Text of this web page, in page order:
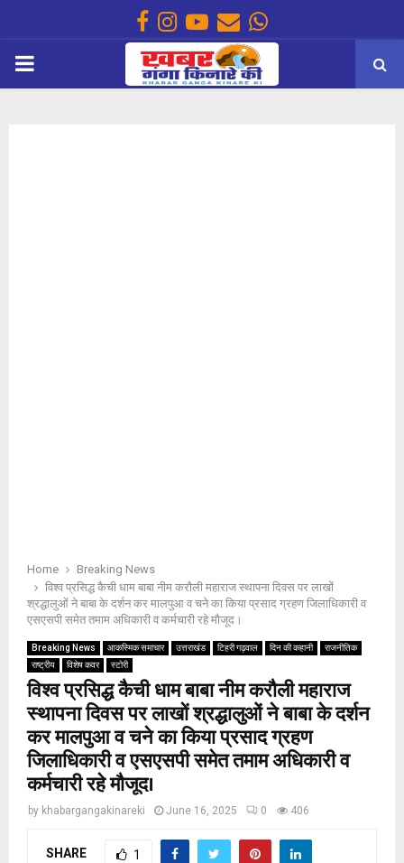
Facebook
Instagram
Youtube
EmailWhatsapp
PRIMARY
Home
Breaking News
विश्व प्रसिद्ध कैची धाम बाबा नीम करौली महाराज स्थापना दिवस पर लाखों
श्रद्धालुओं ने बाबा के दर्शन कर मालपुआ व चने का किया प्रसाद ग्रहण जिलाधिकारी व
एसएसपी समेत तमाम अधिकारी व कर्मचारी रहे मौजूद।
Breaking News आकस्मिक समाचार उत्तराखंड टिहरी गढ़वाल दिन की कहानी
राजनीतिक
राष्ट्रीय
विशेष कवर स्टोरी
विश्व प्रसिद्ध कैची धाम बाबा नीम करौली महाराज
स्थापना दिवस पर लाखों श्रद्धालुओं ने बाबा के दर्शन
कर मालपुआ व चने का किया प्रसाद ग्रहण
जिलाधिकारी व एसएसपी समेत तमाम अधिकारी व
कर्मचारी रहे मौजूद।
by khabargangakinareki June 16, 2025 0 406
SHARE 1